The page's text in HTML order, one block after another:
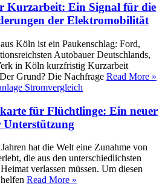
Kurzarbeit: Ein Signal für die
der Elektromobilität
Köln ist ein Paukenschlag: Ford,
Autobauer Deutschlands,
in Köln kurzfristig Kurzarbeit
Grund? Die Nachfrage Read More »
für Flüchtlinge: Ein neuer
Unterstützung
hat die Welt eine Zunahme von
die aus den unterschiedlichsten
verlassen müssen. Um diesen
Read More »